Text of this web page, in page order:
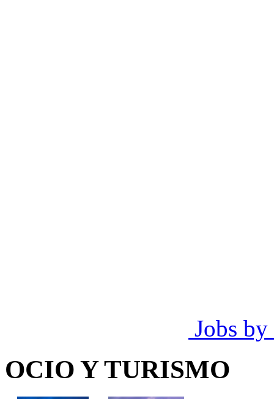
Jobs by
OCIO Y TURISMO